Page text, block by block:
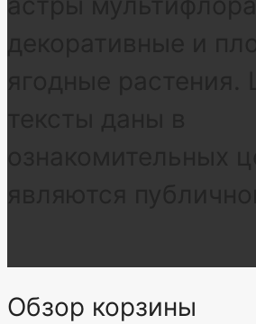
Обзор корзины